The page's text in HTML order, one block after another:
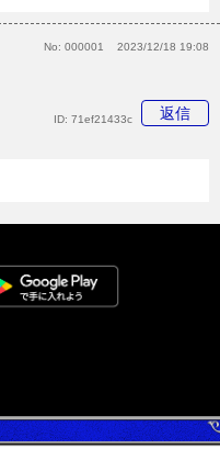
No: 000001 2023/12/18 19:08
返信
ID: 71ef21433c